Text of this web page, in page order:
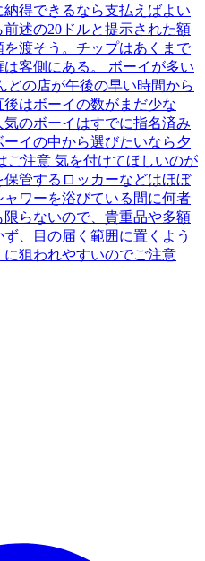
得できるなら支払えばよい
述の20ドルと提示された額
渡そう。チップはあくまで
客側にある。 ボーイが多い
どの店が午後の早い時間から
はボーイの数がまだ少な
のボーイはすでに指名済み
イの中から選びたいなら夕
ご注意 気を付けてほしいのが
管するロッカーなどはほぼ
ワーを浴びている間に何者
らないので、貴重品や多額
、目の届く範囲に置くよう
狙われやすいのでご注意